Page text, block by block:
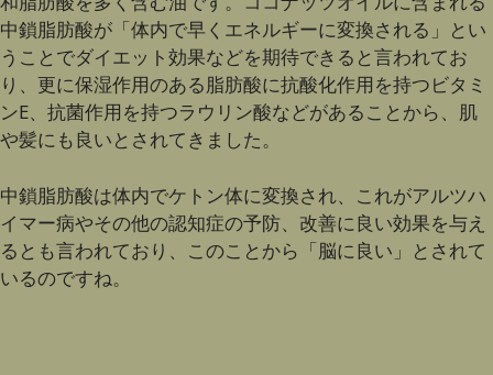
中鎖脂肪酸が「体内で早くエネルギーに変換される」とい
うことでダイエット効果などを期待できると言われてお
り、更に保湿作用のある脂肪酸に抗酸化作用を持つビタミ
ンE、抗菌作用を持つラウリン酸などがあることから、肌
や髪にも良いとされてきました。
中鎖脂肪酸は体内でケトン体に変換され、これがアルツハ
イマー病やその他の認知症の予防、改善に良い効果を与え
るとも言われており、このことから「脳に良い」とされて
いるのですね。